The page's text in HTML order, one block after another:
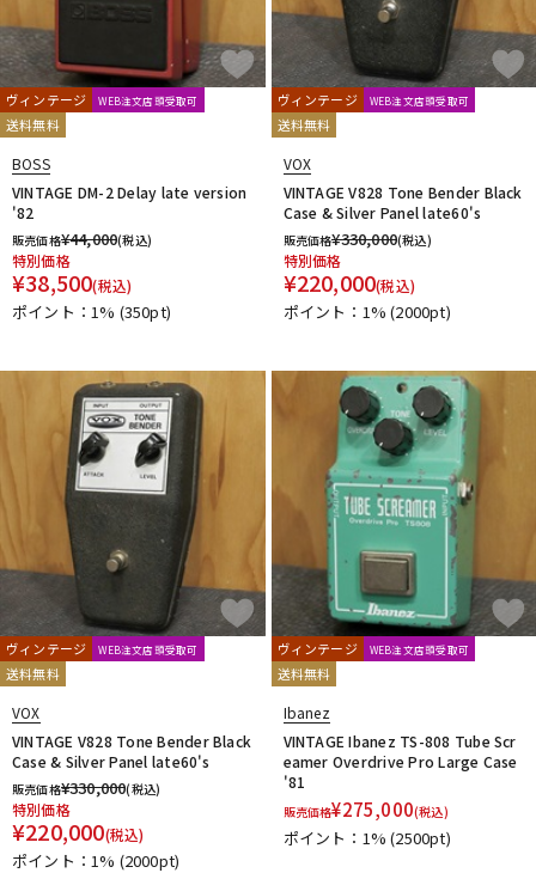
ヴィンテージ WEB注文店頭受取可
送料無料
BOSS
VINTAGE DM-2 Delay late version
'82
販売価格¥44,000(税込)
特別価格
¥38,500(税込)
ポイント：1% (350pt)
ヴィンテージ WEB注文店頭受取可
送料無料
VOX
VINTAGE V828 Tone Bender Black
Case & Silver Panel late60's
販売価格¥330,000(税込)
特別価格
¥220,000(税込)
ポイント：1%(2000pt)
ヴィンテージ WEB注文店頭受取可
送料無料
VOX
VINTAGE V828 Tone Bender Black
Case & Silver Panel late60's
販売価格¥330,000(税込)
特別価格
¥220,000(税込)
ポイント：1% (2000pt)
ヴィンテージ WEB注文店頭受取可
送料無料
Ibanez
VINTAGE Ibanez TS-808 Tube Scr
eamer Overdrive Pro Large Case
'81
販売価格¥275,000(税込)
ポイント：1%(2500pt)